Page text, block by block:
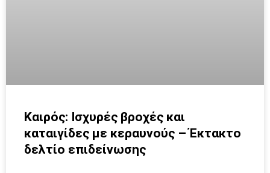
Καιρός: Ισχυρές βροχές και
καταιγίδες με κεραυνούς – Έκτακτο
δελτίο επιδείνωσης